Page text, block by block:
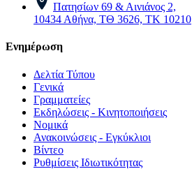
Πατησίων 69 & Αινιάνος 2,
10434 Αθήνα, ΤΘ 3626, ΤΚ 10210
Ενημέρωση
Δελτία Τύπου
Γενικά
Γραμματείες
Εκδηλώσεις - Κινητοποιήσεις
Νομικά
Ανακοινώσεις - Εγκύκλιοι
Βίντεο
Ρυθμίσεις Ιδιωτικότητας